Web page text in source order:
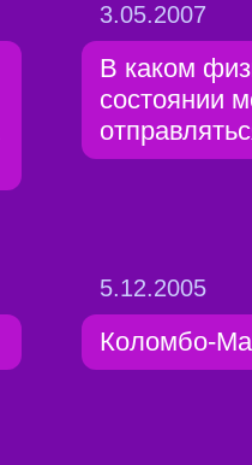
3.05.2007
В каком
состоянии
5.12.2005
Коломбо-